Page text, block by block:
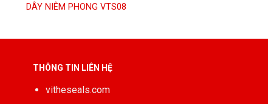
DÂY NIÊM PHONG VTS08
THÔNG TIN LIÊN HỆ
vitheseals.com